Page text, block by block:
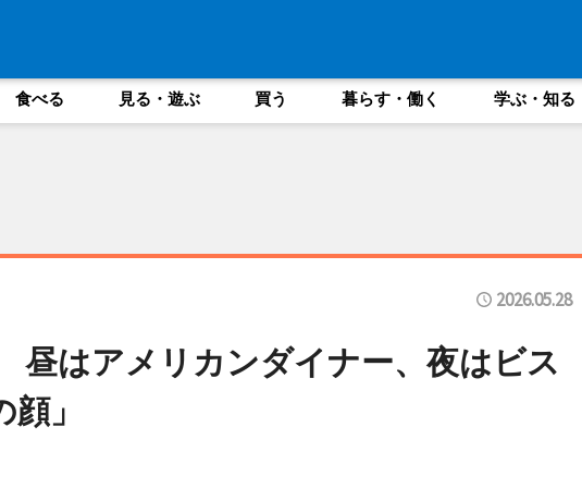
食べる 見る・遊ぶ 買う 暮らす・働く 学ぶ・知る
2026.05.28
はアメリカンダイナー、夜はビス
」